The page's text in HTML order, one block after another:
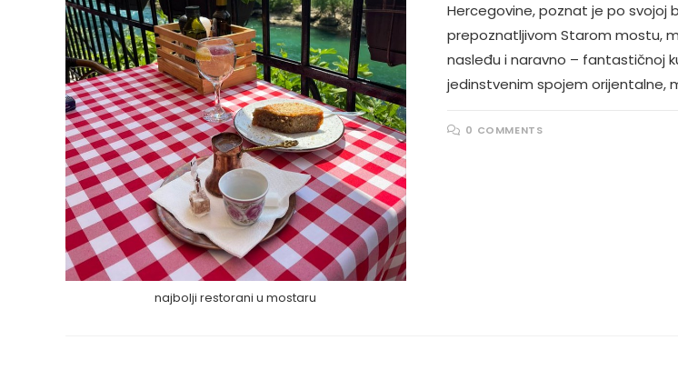
najbolji restorani u mostaru
Hercegovine, poznat je po svojoj
prepoznatljivom Starom mostu,
nasleđu i naravno – fantastičnoj
jedinstvenim spojem orijentalne,
0 COMMENTS